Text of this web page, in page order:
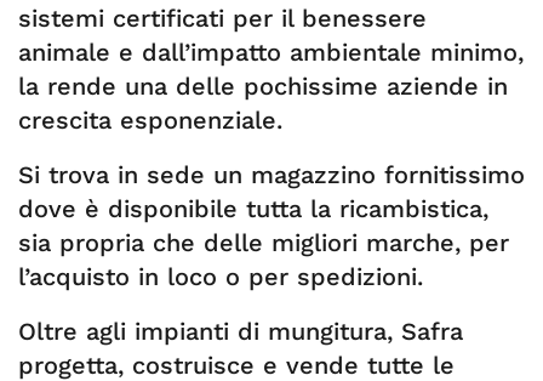
sistemi certificati per il benessere
animale e dall’impatto ambientale minimo,
la rende una delle pochissime aziende in
crescita esponenziale.
Si trova in sede un magazzino fornitissimo
dove è disponibile tutta la ricambistica,
sia propria che delle migliori marche, per
l’acquisto in loco o per spedizioni.
Oltre agli impianti di mungitura, Safra
progetta, costruisce e vende tutte le